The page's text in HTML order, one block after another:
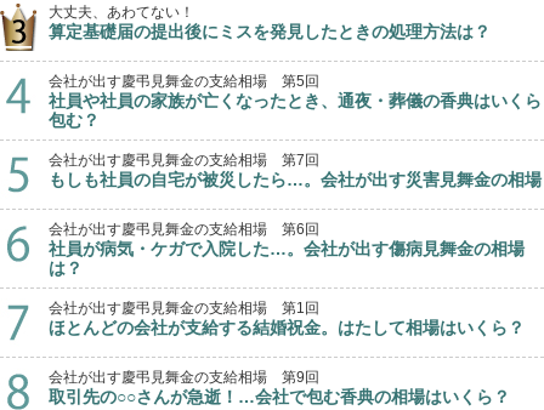
大丈夫、あわてない！
算定基礎届の提出後にミスを発見したときの処理方法は？
会社が出す慶弔見舞金の支給相場 第5回
社員や社員の家族が亡くなったとき、通夜・葬儀の香典はいくら
包む？
会社が出す慶弔見舞金の支給相場 第7回
もしも社員の自宅が被災したら…。会社が出す災害見舞金の相場
会社が出す慶弔見舞金の支給相場 第6回
社員が病気・ケガで入院した…。会社が出す傷病見舞金の相場
は？
会社が出す慶弔見舞金の支給相場 第1回
ほとんどの会社が支給する結婚祝金。はたして相場はいくら？
会社が出す慶弔見舞金の支給相場 第9回
取引先の○○さんが急逝！…会社で包む香典の相場はいくら？